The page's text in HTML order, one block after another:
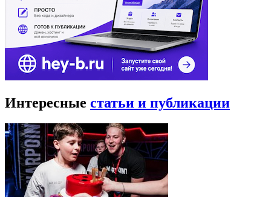
Интересные статьи и публикации